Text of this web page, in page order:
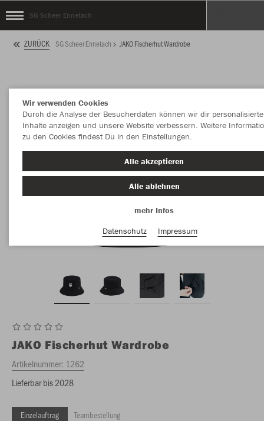
SG Scheer Ennetach
ZURÜCK SG Scheer Ennetach JAKO Fischerhut Wardrobe
JAKO Fischerhut Wardrobe
Artikelnummer: 1262
Lieferbar bis 2028
Einzelauftrag Teambestellung
Wir verwenden Cookies
Durch die Analyse der Besucherdaten können wir dir personalisierte
Inhalte anzeigen und unsere Website verbessern. Weitere
zu den Cookies findest Du in den Einstellungen.
Alle akzeptieren
Alle ablehnen
mehr Infos
Datenschutz
Impressum